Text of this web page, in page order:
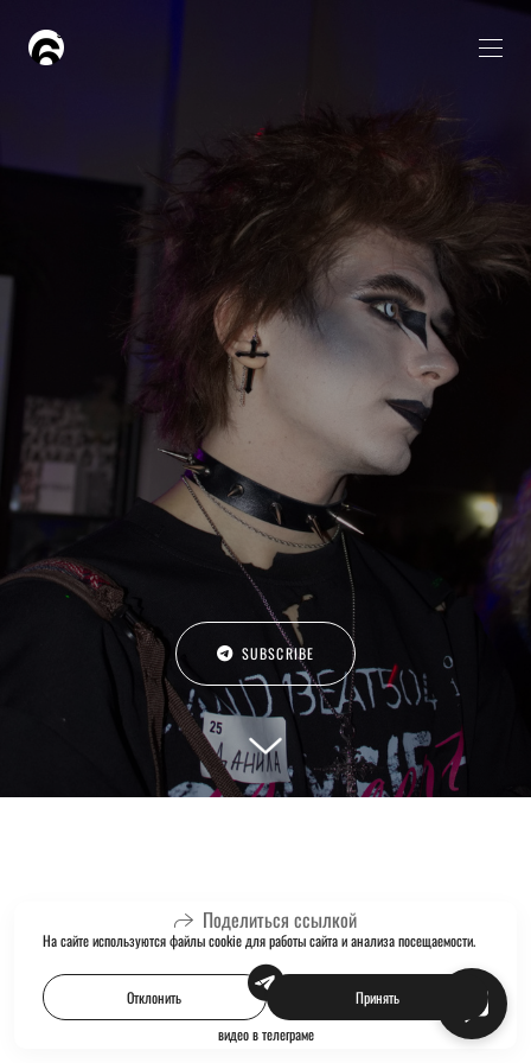
SUBSCRIBE
Поделиться ссылкой
видео в телеграме
На сайте используются файлы cookie для работы сайта и анализа посещаемости.
Отклонить Принять